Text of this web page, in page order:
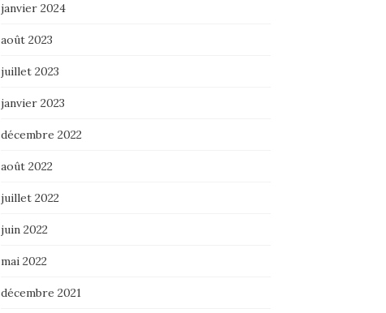
janvier 2024
août 2023
juillet 2023
janvier 2023
décembre 2022
août 2022
juillet 2022
juin 2022
mai 2022
décembre 2021